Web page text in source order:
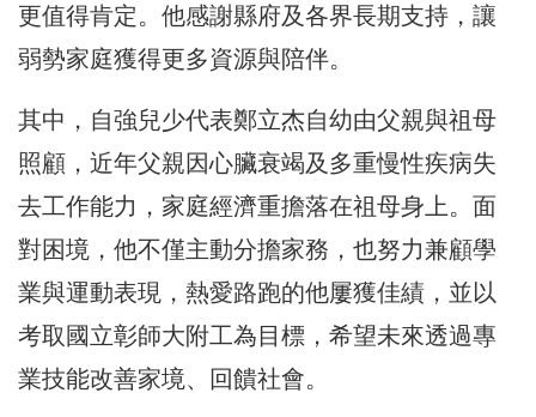
更值得肯定。他感謝縣府及各界長期支持，讓
弱勢家庭獲得更多資源與陪伴。
其中，自強兒少代表鄭立杰自幼由父親與祖母
照顧，近年父親因心臟衰竭及多重慢性疾病失
去工作能力，家庭經濟重擔落在祖母身上。面
對困境，他不僅主動分擔家務，也努力兼顧學
業與運動表現，熱愛路跑的他屢獲佳績，並以
考取國立彰師大附工為目標，希望未來透過專
業技能改善家境、回饋社會。